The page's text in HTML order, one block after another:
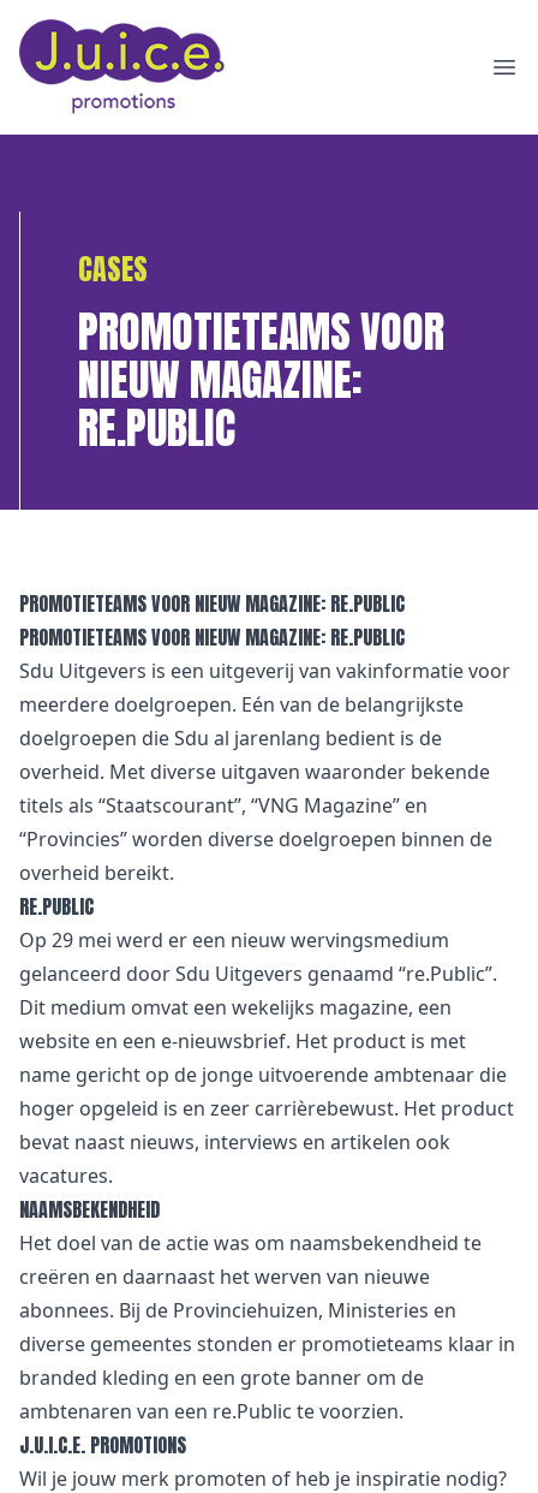
CASES
PROMOTIETEAMS VOOR
NIEUW MAGAZINE:
RE.PUBLIC
PROMOTIETEAMS VOOR NIEUW MAGAZINE: RE.PUBLIC
PROMOTIETEAMS VOOR NIEUW MAGAZINE: RE.PUBLIC
Sdu Uitgevers is een uitgeverij van vakinformatie voor
meerdere doelgroepen. Eén van de belangrijkste
doelgroepen die Sdu al jarenlang bedient is de
overheid. Met diverse uitgaven waaronder bekende
titels als “Staatscourant”, “VNG Magazine” en
“Provincies” worden diverse doelgroepen binnen de
overheid bereikt.
RE.PUBLIC
Op 29 mei werd er een nieuw wervingsmedium
gelanceerd door Sdu Uitgevers genaamd “re.Public”.
Dit medium omvat een wekelijks magazine, een
website en een e-nieuwsbrief. Het product is met
name gericht op de jonge uitvoerende ambtenaar die
hoger opgeleid is en zeer carrièrebewust. Het product
bevat naast nieuws, interviews en artikelen ook
vacatures.
NAAMSBEKENDHEID
Het doel van de actie was om naamsbekendheid te
creëren en daarnaast het werven van nieuwe
abonnees. Bij de Provinciehuizen, Ministeries en
diverse gemeentes stonden er promotieteams klaar in
branded kleding en een grote banner om de
ambtenaren van een re.Public te voorzien.
J.U.I.C.E. PROMOTIONS
Wil je jouw merk promoten of heb je inspiratie nodig?